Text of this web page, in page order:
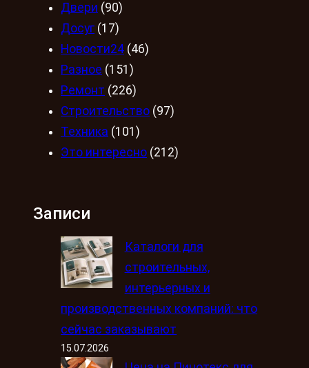
Двери (90)
Досуг (17)
Новости24 (46)
Разное (151)
Ремонт (226)
Строительство (97)
Техника (101)
Это интересно (212)
Записи
Каталоги для
строительных,
интерьерных и
производственных компаний: что
сейчас заказывают
15.07.2026